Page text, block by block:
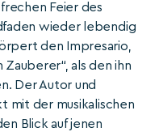
Feier des
wieder lebendig
den Impresario,
als den ihn
Der Autor und
mit der musikalischen
Blick auf jenen